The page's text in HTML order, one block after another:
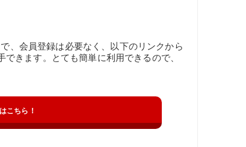
、会員登録は必要なく、以下のリンクから
きます。とても簡単に利用できるので、
こちら！